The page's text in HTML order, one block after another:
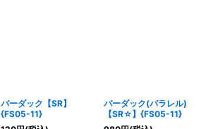
バーダック【SR】
{FS05-11}
バーダック(パラレル)
【SR☆】{FS05-11}